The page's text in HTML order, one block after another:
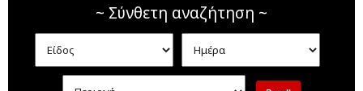
~ Σύνθετη αναζήτηση ~